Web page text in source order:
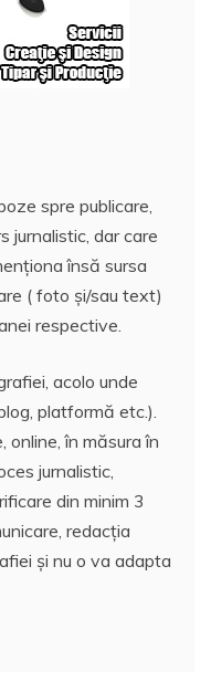
spre publicare,
jurnalistic, dar care
însă sursa
( foto și/sau text)
respective.
acolo unde
platformă etc.).
online, în măsura în
jurnalistic,
din minim 3
redacția
și nu o va adapta